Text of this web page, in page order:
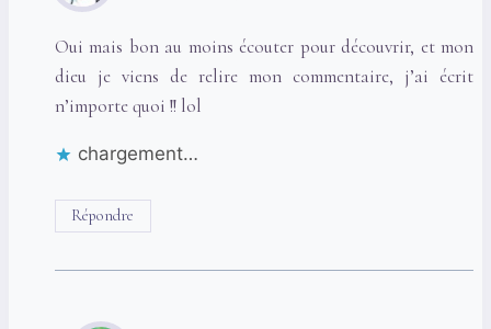
Oui mais bon au moins écouter pour découvrir, et mon
dieu je viens de relire mon commentaire, j’ai écrit
n’importe quoi !! lol
chargement…
Répondre